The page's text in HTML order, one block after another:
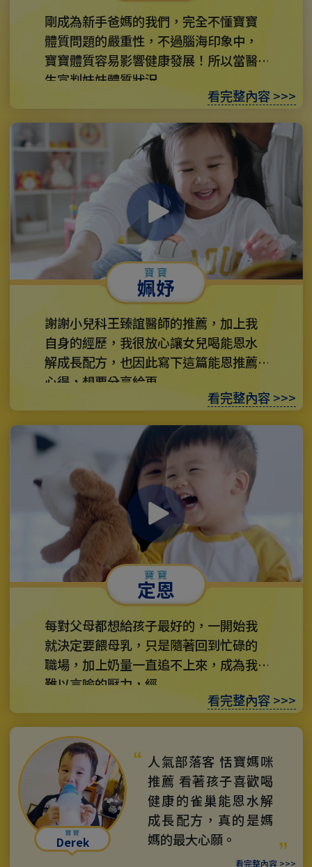
剛成為新手爸媽的我們，完全不懂寶寶
體質問題的嚴重性，不過腦海印象中，
寶寶體質容易影響健康發展！所以當醫
生宣判妹妹體質狀況...
看完整內容 >>>
姵妤
謝謝小兒科王臻誼醫師的推薦，加上我
自身的經歷，我很放心讓女兒喝能恩水
解成長配方，也因此寫下這篇能恩推薦
心得，想要分享給更...
看完整內容 >>>
定恩
每對父母都想給孩子最好的，一開始我
就決定要餵母乳，只是隨著回到忙碌的
職場，加上奶量一直追不上來，成為我
難以言喻的壓力，經...
看完整內容 >>>
Derek
人氣部落客 恬寶媽咪
推薦 看著孩子喜歡喝
健康的雀巢能恩水解
成長配方，真的是媽
媽的最大心願。
看完整內容 >>>